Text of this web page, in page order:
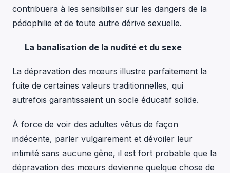
contribuera à les sensibiliser sur les dangers de la
pédophilie et de toute autre dérive sexuelle.
La banalisation de la nudité et du sexe
La dépravation des mœurs illustre parfaitement la
fuite de certaines valeurs traditionnelles, qui
autrefois garantissaient un socle éducatif solide.
À force de voir des adultes vêtus de façon
indécente, parler vulgairement et dévoiler leur
intimité sans aucune gêne, il est fort probable que la
dépravation des mœurs devienne quelque chose de